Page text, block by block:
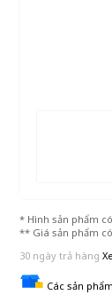
* Hình sản phẩm
** Giá sản phẩm
30 ngày trả hàng
Các sản